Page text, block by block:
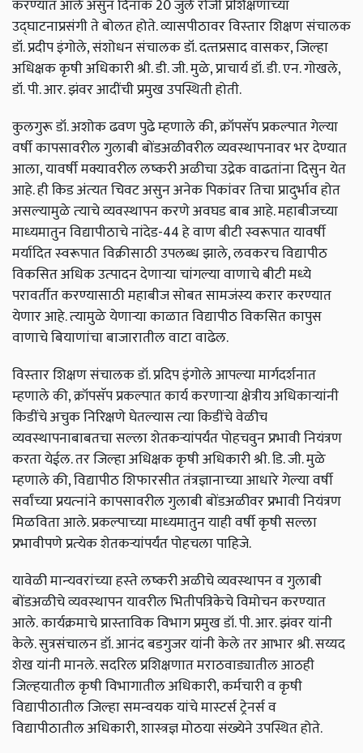
करण्‍यात आले असुन दिनांक 20 जुलै रोजी प्रशिक्षणाच्‍या
उद्घाटनाप्रसंगी ते बोलत होते. व्‍यासपीठावर विस्‍तार शिक्षण संचालक
डॉ. प्रदीप इंगोले, संशोधन संचालक डॉ. दत्‍तप्रसाद वासकर, जिल्‍हा
अधिक्षक कृषी अधिकारी श्री. डी. जी. मुळे, प्राचार्य डॉ. डी. एन. गोखले,
डॉ. पी. आर. झंवर आदींची प्रमुख उपस्थिती होती.
कुलगुरू डॉ. अशोक ढवण पुढे म्‍हणाले की, क्रॉपसॅप प्रकल्‍पात गेल्‍या
वर्षी कापसावरील गुलाबी बोंडअळीवरील व्‍यवस्‍थापनावर भर देण्‍यात
आला, यावर्षी मक्यावरील लष्‍करी अळीचा उद्रेक वाढतांना दिसुन येत
आहे. ही किड अंत्‍यत चिवट असुन अनेक पिकांवर तिचा प्रादुर्भाव होत
असल्‍यामुळे त्‍याचे व्‍यवस्‍थापन करणे अवघड बाब आहे. महाबीजच्‍या
माध्‍यमातुन विद्यापीठाचे नांदेड-44 हे वाण बीटी स्‍वरूपात यावर्षी
मर्यादित स्‍वरूपात विक्रीसाठी उप‍लब्‍ध झाले, लवकरच विद्यापीठ
विकसित अधिक उत्‍पादन देणाऱ्या चांगल्‍या वाणाचे बीटी मध्‍ये
परावर्तीत करण्‍यासाठी महा‍बीज सोबत सामजंस्‍य करार करण्‍यात
येणार आहे. त्‍यामुळे येणाऱ्या काळात विद्यापीठ विकसित कापुस
वाणाचे बियाणांचा बाजारातील वाटा वाढेल.
विस्‍तार शिक्षण संचालक डॉ. प्रदिप इंगोले आपल्‍या मार्गदर्शनात
म्‍हणाले की, क्रॉपसॅप प्रकल्‍पात कार्य करणाऱ्या क्षेत्रीय अधिकाऱ्यांनी
किडींचे अचुक निरिक्षणे घेतल्‍यास त्‍या किडींचे वेळीच
व्‍यवस्‍थापनाबाबतचा सल्‍ला शेतकऱ्यांपर्यंत पोहचवुन प्रभावी नियंत्रण
करता येईल. तर जिल्‍हा अधिक्षक कृषी अधिकारी श्री. डि. जी. मुळे
म्‍हणाले की, विद्यापीठ शिफारसीत तंत्रज्ञानाच्‍या आधारे गेल्‍या वर्षी
सर्वांच्‍या प्रयत्‍नांने कापसावरील गुलाबी बोंडअळीवर प्रभावी नियंत्रण
मिळविता आले. प्रकल्‍पाच्‍या माध्‍यमातुन याही वर्षी कृषी सल्‍ला
प्रभावीपणे प्रत्‍येक शेतकऱ्यांपर्यंत पोहचला पाहिजे.
यावेळी मान्‍यवरांच्‍या हस्‍ते लष्‍करी अळीचे व्‍यवस्‍थापन व गुलाबी
बोंडअळीचे व्‍यवस्‍थापन यावरील भितीपत्रिकेचे विमोचन करण्‍यात
आले. कार्यक्रमाचे प्रास्‍ताविक विभाग प्रमुख डॉ. पी. आर. झंवर यांनी
केले. सुत्रसंचालन डॉ. आनंद बडगुजर यांनी केले तर आभार श्री. सय्यद
शेख यांनी मानले. सदरिल प्रशिक्षणात मराठवाड्यातील आठही
जिल्‍हयातील कृषी विभागातील अधिकारी, कर्मचारी व कृषी
विद्यापीठातील जिल्‍हा समन्‍वयक यांचे मास्‍टर्स ट्रेनर्स व
विद्यापीठातील अधिकारी, शास्‍त्रज्ञ मोठया संख्‍येने उपस्थित होते.